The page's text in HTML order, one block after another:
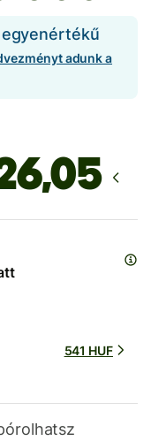
adunk a
541 HUF